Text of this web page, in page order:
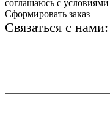
соглашаюсь с
Сформировать заказ
Связаться с нами: